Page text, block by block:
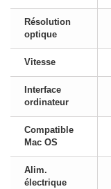
Résolution
optique
Vitesse
Interface
ordinateur
Compatible
Mac OS
Alim.
électrique